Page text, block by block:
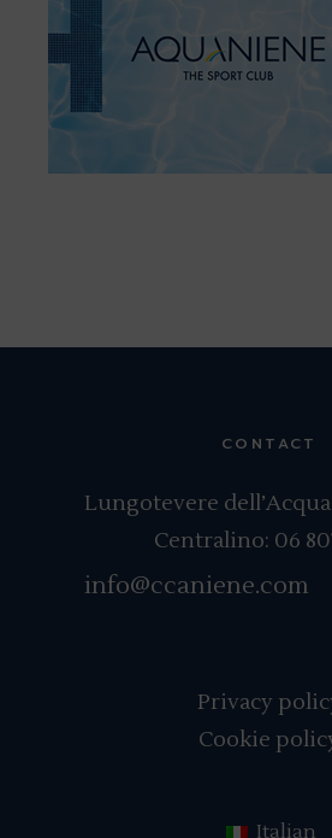
CONTACT
Lungotevere dell’Acqua
Centralino: 06
info@ccaniene.com
Privacy
Cookie
Italian